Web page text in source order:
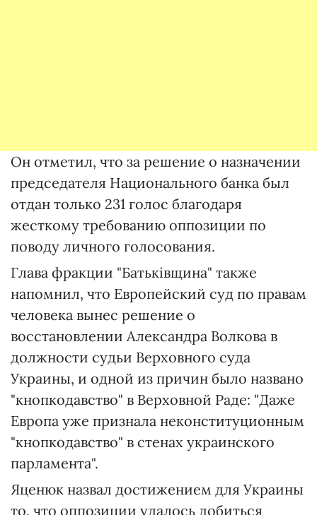
Он отметил, что за решение о назначении
председателя Национального банка был
отдан только 231 голос благодаря
жесткому требованию оппозиции по
поводу личного голосования.
Глава фракции "Батьківщина" также
напомнил, что Европейский суд по правам
человека вынес решение о
восстановлении Александра Волкова в
должности судьи Верховного суда
Украины, и одной из причин было названо
"кнопкодавство" в Верховной Раде: "Даже
Европа уже признала неконституционным
"кнопкодавство" в стенах украинского
парламента".
Яценюк назвал достижением для Украины
то, что оппозиции удалось добиться